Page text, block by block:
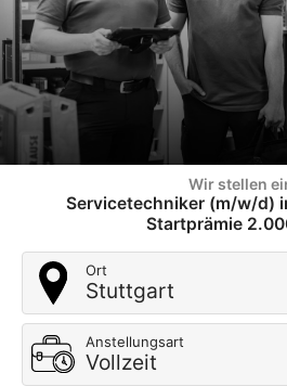
Wir stellen
Servicetechniker (m/w/d)
Startprämie
Ort
Stuttgart
Anstellungsart
Vollzeit